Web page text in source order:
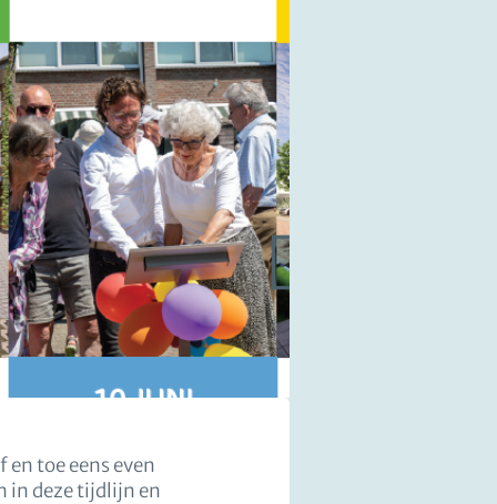
toe eens even
in deze tijdlijn en